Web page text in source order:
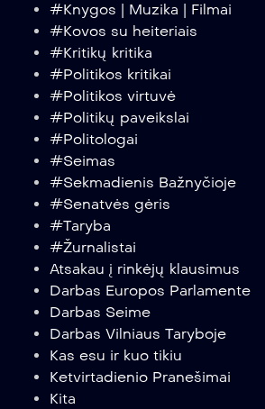
#Knygos | Muzika | Filmai
#Kovos su heiteriais
#Kritikų kritika
#Politikos kritikai
#Politikos virtuvė
#Politikų paveikslai
#Politologai
#Seimas
#Sekmadienis Bažnyčioje
#Senatvės gėris
#Taryba
#Žurnalistai
Atsakau į rinkėjų klausimus
Darbas Europos Parlamente
Darbas Seime
Darbas Vilniaus Taryboje
Kas esu ir kuo tikiu
Ketvirtadienio Pranešimai
Kita